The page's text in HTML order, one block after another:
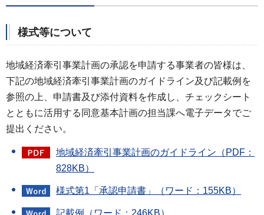
様式等について
地域経済牽引事業計画の承認を申請する事業者の皆様は、
下記の地域経済牽引事業計画のガイドライン及び記載例を
参照の上、申請書及び添付資料を作成し、チェックシート
とともに活用する同意基本計画の担当課へ電子データでご
提出ください。
地域経済牽引事業計画のガイドライン（PDF：
828KB）
様式第1「承認申請書」（ワード：155KB）
記載例（ワード：246KB）